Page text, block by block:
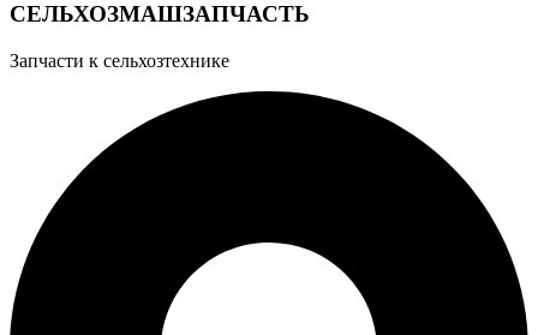
СЕЛЬХОЗМАШЗАПЧАСТЬ
Запчасти к сельхозтехнике